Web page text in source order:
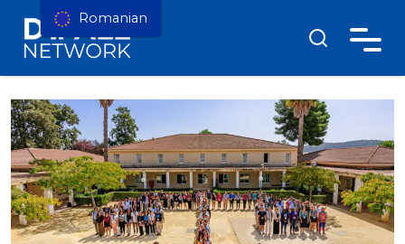
Romanian